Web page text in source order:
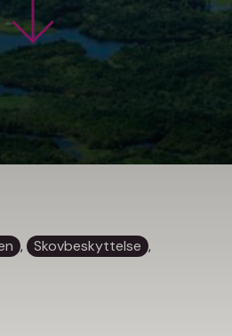
, Skovbeskyttelse ,